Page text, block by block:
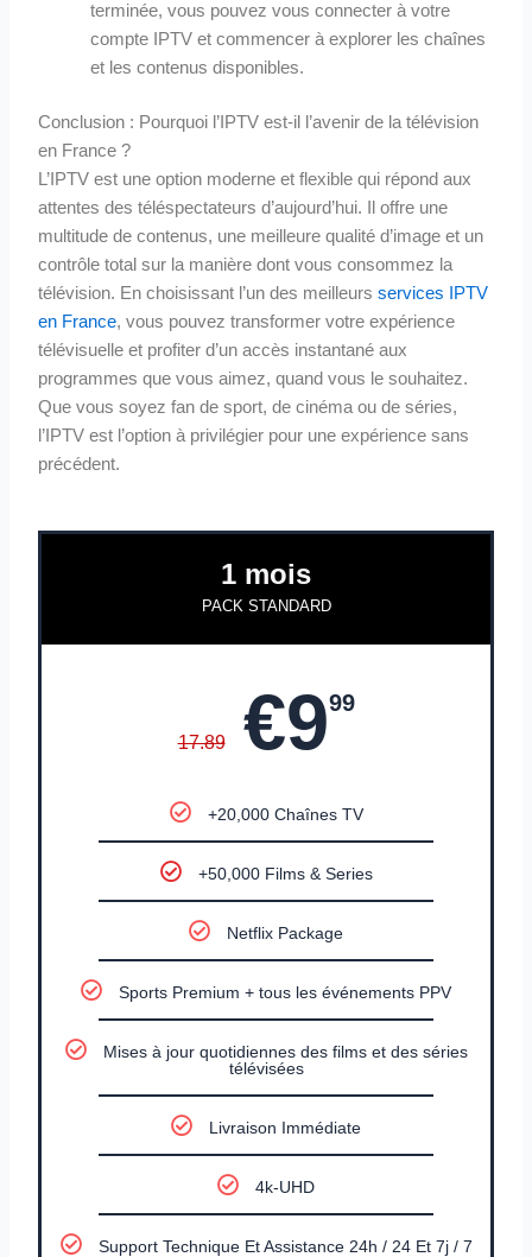
terminée, vous pouvez vous connecter à votre
compte IPTV et commencer à explorer les chaînes
et les contenus disponibles.
Conclusion : Pourquoi l’IPTV est-il l’avenir de la télévision
en France ?
L’IPTV est une option moderne et flexible qui répond aux
attentes des téléspectateurs d’aujourd’hui. Il offre une
multitude de contenus, une meilleure qualité d’image et un
contrôle total sur la manière dont vous consommez la
télévision. En choisissant l’un des meilleursservices IPTV
en France, vous pouvez transformer votre expérience
télévisuelle et profiter d’un accès instantané aux
programmes que vous aimez, quand vous le souhaitez.
Que vous soyez fan de sport, de cinéma ou de séries,
l’IPTV est l’option à privilégier pour une expérience sans
précédent.
1 mois
PACK STANDARD
17.89 €999
+20,000 Chaînes TV
+50,000 Films & Series
Netflix Package
Sports Premium + tous les événements PPV
Mises à jour quotidiennes des films et des séries
télévisées
Livraison Immédiate
4k-UHD
Support Technique Et Assistance 24h / 24 Et 7j / 7